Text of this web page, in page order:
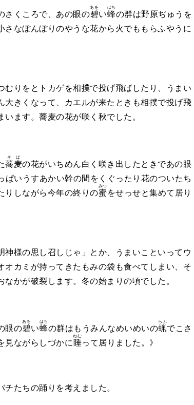
さくころで、あの眼の碧
あを
い蜂
はち
の群は野原ぢゅうを
さなぼんぼりのやうな花から火でももらふやうに
りをとトカゲを相撲で投げ飛ばしたり、うまい
大きくなって、カエルが来たときも相撲で投げ飛
ます。蕎麦の花が咲く秋でした。
蕎麦
そば
の花がいちめん白く咲き出したときであの眼
ぱいうすあかい幹の間をくぐったり花のついたち
りしながら今年の終りの蜜
みつ
をせっせと集めて居り
様の思し召しじゃ」とか、うまいこといってウ
カミが持ってきたもみの袋も食べてしまい、そ
かが破裂します。冬の始まりの頃でした。
眼の碧
あを
い蜂
はち
の群はもうみんなめいめいの蝋
らふ
でこさ
見ながらしづかに 睡
ねむ
って居りました。》
たちの踊りを考えました。